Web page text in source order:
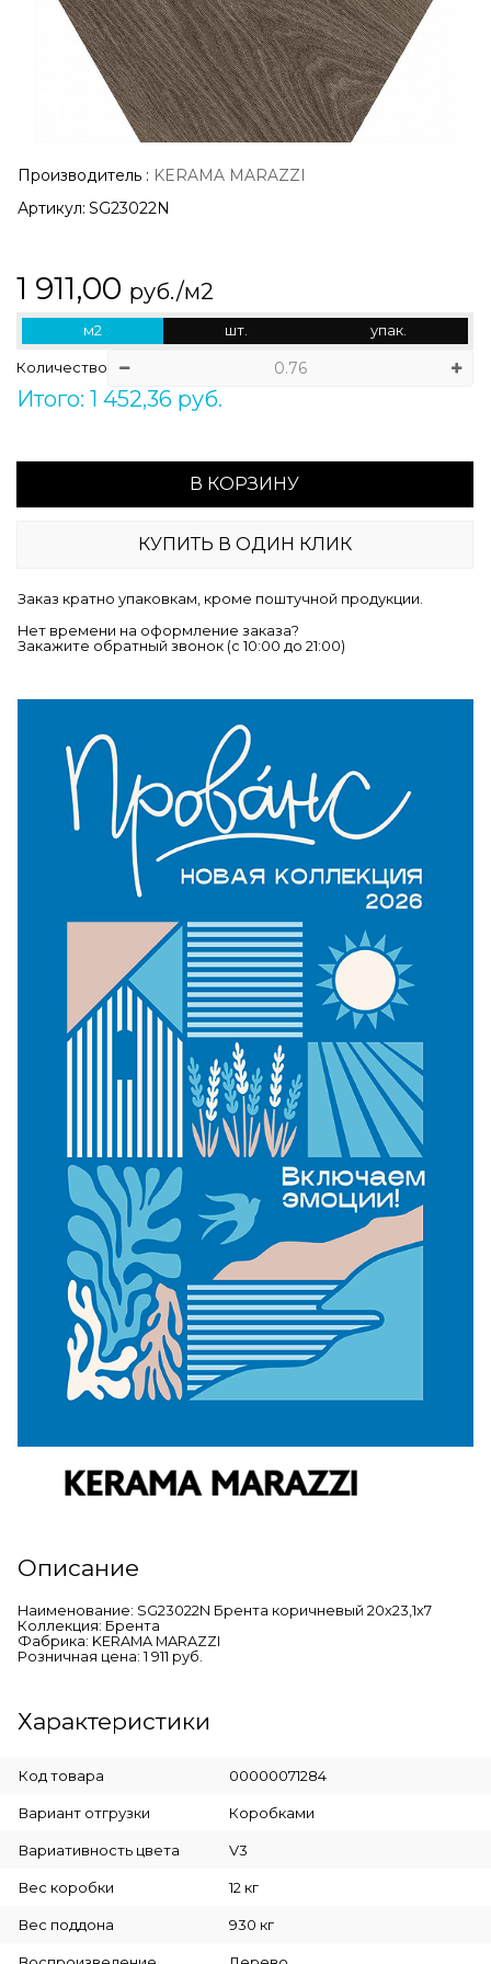
Производитель : KERAMA MARAZZI
Артикул: SG23022N
1 911,00 руб./м2
м2 шт. упак.
Количество
Итого: 1 452,36 руб.
В КОРЗИНУ
КУПИТЬ В ОДИН КЛИК
Заказ кратно упаковкам, кроме поштучной продукции.
Нет времени на оформление заказа?
Закажите обратный звонок (c 10:00 до 21:00)
Описание
Наименование: SG23022N Брента коричневый 20х23,1х7
Коллекция: Брента
Фабрика: KERAMA MARAZZI
Розничная цена: 1 911 руб.
Характеристики
Код товара 00000071284
Вариант отгрузки Коробками
Вариативность цвета V3
Вес коробки 12 кг
Вес поддона 930 кг